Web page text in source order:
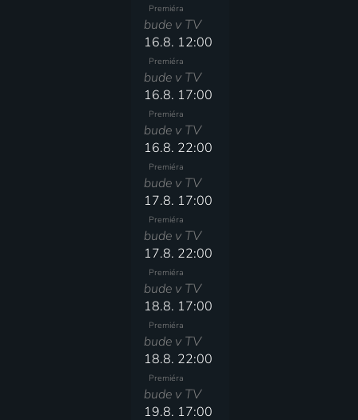
Premiéra
bude v TV
16.8. 12:00
Premiéra
bude v TV
16.8. 17:00
Premiéra
bude v TV
16.8. 22:00
Premiéra
bude v TV
17.8. 17:00
Premiéra
bude v TV
17.8. 22:00
Premiéra
bude v TV
18.8. 17:00
Premiéra
bude v TV
18.8. 22:00
Premiéra
bude v TV
19.8. 17:00